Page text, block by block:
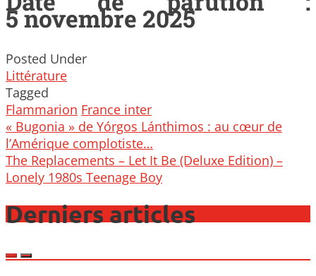
5 novembre 2025
Posted Under
Littérature
Tagged
Flammarion France inter
Post
navigation
« Bugonia » de Yórgos Lánthimos : au cœur de
l’Amérique complotiste…
The Replacements – Let It Be (Deluxe Edition) –
Lonely 1980s Teenage Boy
Derniers articles